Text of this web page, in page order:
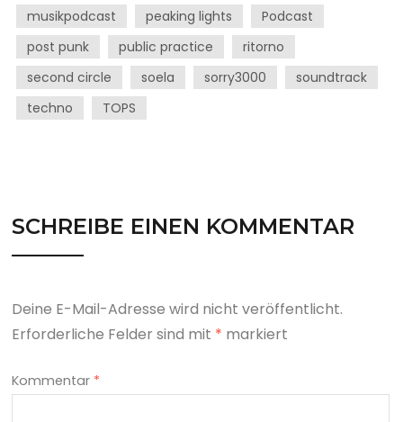
musikpodcast peaking lights
Podcast
post punk
public practice
ritorno
second circle
soela sorry3000
soundtrack
techno
TOPS
SCHREIBE EINEN KOMMENTAR
Deine E-Mail-Adresse wird nicht veröffentlicht.
Erforderliche Felder sind mit * markiert
Kommentar *